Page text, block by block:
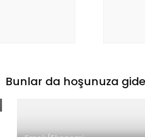
Bunlar da hoşunuza